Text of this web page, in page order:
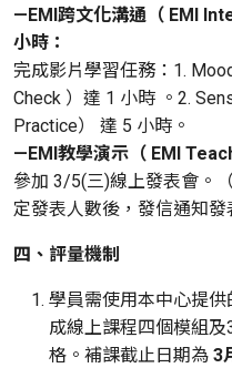
—EMI跨文化溝通（ EMI
小時：
完成影片學習任務：1.
Check ）達 1 小時 。2.
Practice） 達 5 小時。
—EMI教學演示（ EMI
參加 3/5(三)線上發表會。
定發表人數後，發信通知發
四、評量機制
學員需使用本中心提
成線上課程四個模組
格。補課截止日期為 3